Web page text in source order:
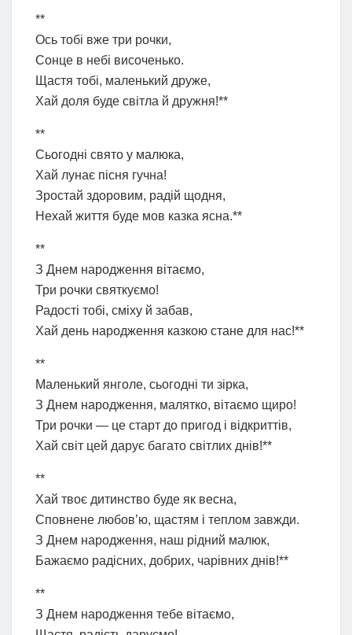
**
Ось тобі вже три рочки,
Сонце в небі височенько.
Щастя тобі, маленький друже,
Хай доля буде світла й дружня!**
**
Сьогодні свято у малюка,
Хай лунає пісня гучна!
Зростай здоровим, радій щодня,
Нехай життя буде мов казка ясна.**
**
З Днем народження вітаємо,
Три рочки святкуємо!
Радості тобі, сміху й забав,
Хай день народження казкою стане для нас!**
**
Маленький янголе, сьогодні ти зірка,
З Днем народження, малятко, вітаємо щиро!
Три рочки — це старт до пригод і відкриттів,
Хай світ цей дарує багато світлих днів!**
**
Хай твоє дитинство буде як весна,
Сповнене любов’ю, щастям і теплом завжди.
З Днем народження, наш рідний малюк,
Бажаємо радісних, добрих, чарівних днів!**
**
З Днем народження тебе вітаємо,